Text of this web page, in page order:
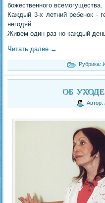
божественного всемогущества.
Каждый 3-х летний ребенок -
негодяй...
Живем один раз но каждый
Читать далее →
Рубрика:
об
Автор: